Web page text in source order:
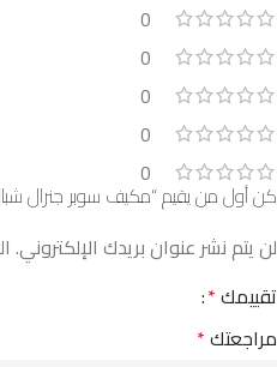
0
0
0
0
0
كن أول من يقيم “مكيف سوبر جنرال شباك ١٨ الف وحده
لن يتم نشر عنوان بريدك الإلكتروني.
تقييمك*
مراجعتك*